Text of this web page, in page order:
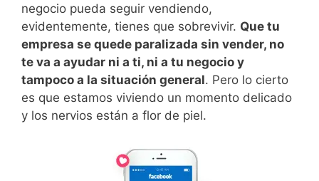
negocio pueda seguir vendiendo,
evidentemente, tienes que sobrevivir. Que tu
empresa se quede paralizada sin vender, no
te va a ayudar ni a ti, ni a tu negocio y
tampoco a la situación general. Pero lo cierto
es que estamos viviendo un momento delicado
y los nervios están a flor de piel.